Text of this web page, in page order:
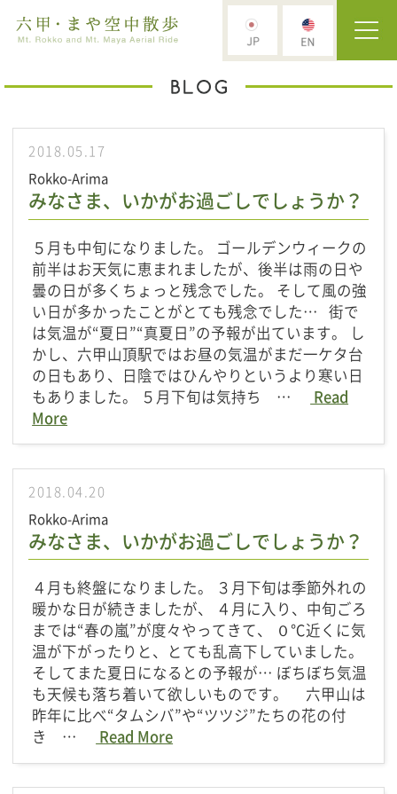
2018.05.17
Rokko-Arima
みなさま、いかがお過ごしでしょうか？
５月も中旬になりました。 ゴールデンウィークの
前半はお天気に恵まれましたが、後半は雨の日や
曇の日が多くちょっと残念でした。 そして風の強
い日が多かったことがとても残念でした… 街で
は気温が“夏日”“真夏日”の予報が出ています。 し
かし、六甲山頂駅ではお昼の気温がまだ一ケタ台
の日もあり、日陰ではひんやりというより寒い日
もありました。 ５月下旬は気持ち …
Read
More
2018.04.20
Rokko-Arima
みなさま、いかがお過ごしでしょうか？
４月も終盤になりました。 ３月下旬は季節外れの
暖かな日が続きましたが、 ４月に入り、中旬ごろ
までは“春の嵐”が度々やってきて、 ０℃近くに気
温が下がったりと、とても乱高下していました。
そしてまた夏日になるとの予報が… ぼちぼち気温
も天候も落ち着いて欲しいものです。 六甲山は
昨年に比べ“タムシバ”や“ツツジ”たちの花の付
き …
Read More